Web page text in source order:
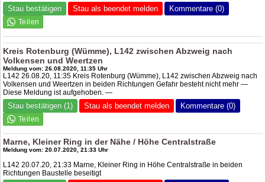
Stau bestätigen Stau als beendet melden Kommentare (0)
Kreis Rotenburg (Wümme), L142 zwischen Abzweig nach
Volkensen und Weertzen
Meldung vom: 26.08.2020, 11:35 Uhr
L142 26.08.20, 11:35 Kreis Rotenburg (Wümme), L142 zwischen Abzweig nach
Volkensen und Weertzen in beiden Richtungen Gefahr besteht nicht mehr —
Diese Meldung ist aufgehoben. —
Stau bestätigen (1) Stau als beendet melden Kommentare (0)
Marne, Kleiner Ring in der Nähe / Höhe Centralstraße
Meldung vom: 20.07.2020, 21:33 Uhr
L142 20.07.20, 21:33 Marne, Kleiner Ring in Höhe Centralstraße in beiden
Richtungen Baustelle beseitigt